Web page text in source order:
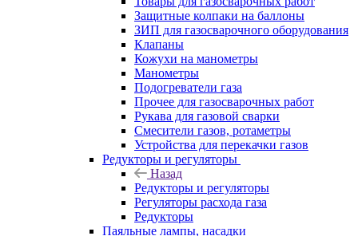
Защитные колпаки на баллоны
ЗИП для газосварочного оборудования
Клапаны
Кожухи на манометры
Манометры
Подогреватели газа
Прочее для газосварочных работ
Рукава для газовой сварки
Смесители газов, ротаметры
Устройства для перекачки газов
Редукторы и регуляторы
Назад
Редукторы и регуляторы
Регуляторы расхода газа
Редукторы
Паяльные лампы, насадки